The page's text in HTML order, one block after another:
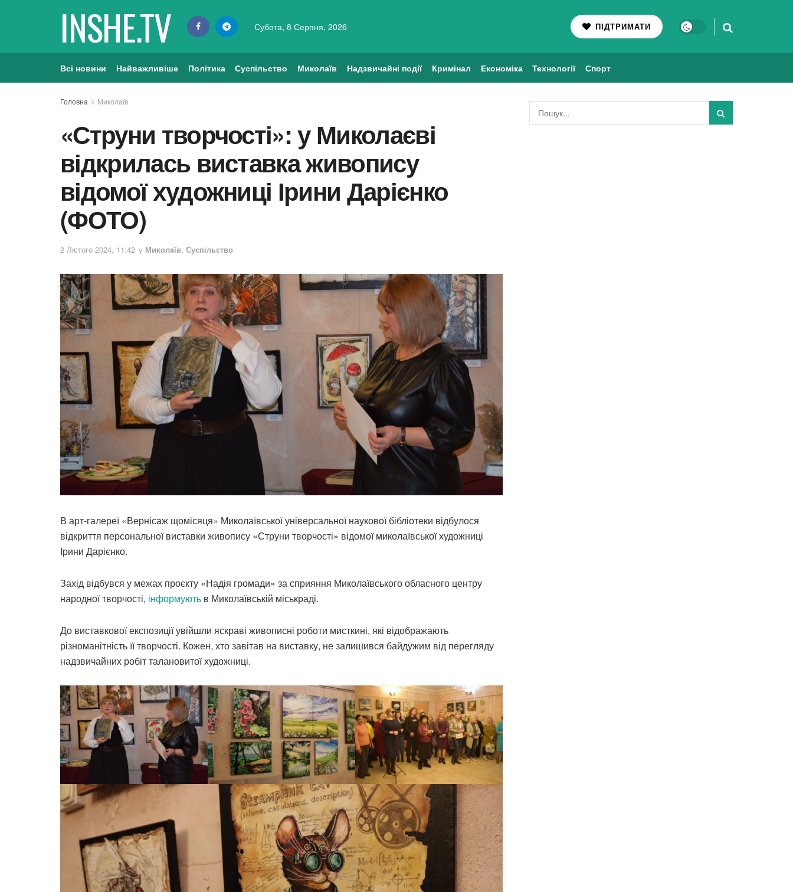
INSHE.TV Субота, 8 Серпня, 2026 ПІДТРИМАТИ
Всі новини Найважливіше Політика Суспільство Миколаїв Надзвичайні події Кримінал Економіка Технології Спорт
Головна Миколаїв
«Струни творчості»: у Миколаєві
відкрилась виставка живопису
відомої художниці Ірини Дарієнко
(ФОТО)
2 Лютого 2024, 11:42 у Миколаїв, Суспільство
В арт-галереї «Вернісаж щомісяця» Миколаївської універсальної наукової бібліотеки відбулося
відкриття персональної виставки живопису «Струни творчості» відомої миколаївської художниці
Ірини Дарієнко.
Захід відбувся у межах проєкту «Надія громади» за сприяння Миколаївського обласного центру
народної творчості, інформують в Миколаївській міськраді.
До виставкової експозиції увійшли яскраві живописні роботи мисткині, які відображають
різноманітність її творчості. Кожен, хто завітав на виставку, не залишився байдужим від перегляду
надзвичайних робіт талановитої художниці.